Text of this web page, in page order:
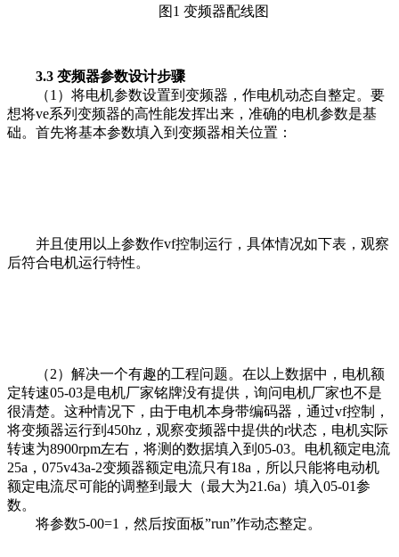
图1 变频器配线图
3.3 变频器参数设计步骤
（1）将电机参数设置到变频器，作电机动态自整定。要
想将ve系列变频器的高性能发挥出来，准确的电机参数是基
础。首先将基本参数填入到变频器相关位置：
并且使用以上参数作vf控制运行，具体情况如下表，观察
后符合电机运行特性。
（2）解决一个有趣的工程问题。在以上数据中，电机额
定转速05-03是电机厂家铭牌没有提供，询问电机厂家也不是
很清楚。这种情况下，由于电机本身带编码器，通过vf控制，
将变频器运行到450hz，观察变频器中提供的r状态，电机实际
转速为8900rpm左右，将测的数据填入到05-03。电机额定电流
25a，075v43a-2变频器额定电流只有18a，所以只能将电动机
额定电流尽可能的调整到最大（最大为21.6a）填入05-01参
数。
将参数5-00=1，然后按面板”run”作动态整定。